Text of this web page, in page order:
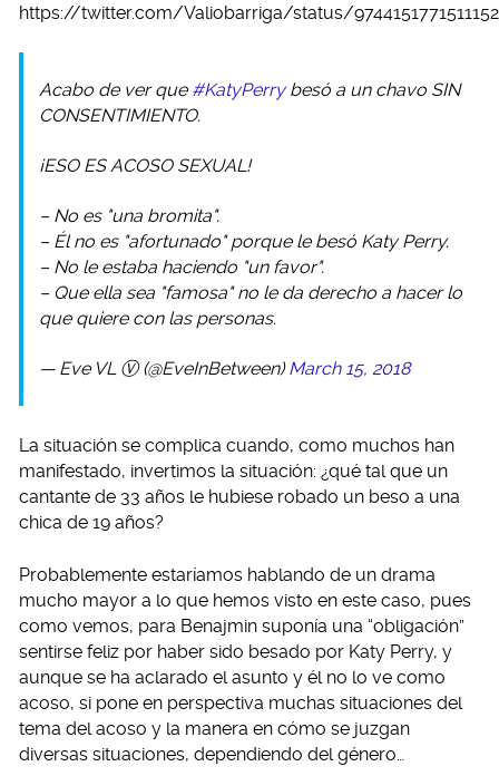
https://twitter.com/Valiobarriga/status/
Acabo de ver que #KatyPerrybesó a un chavo SIN
CONSENTIMIENTO.
¡ESO ES ACOSO SEXUAL!
– No es "una bromita".
– Él no es "afortunado" porque le besó Katy Perry.
– No le estaba haciendo "un favor".
– Que ella sea "famosa" no le da derecho a hacer lo
que quiere con las personas.
— Eve VL Ⓥ (@EveInBetween)March 15, 2018
La situación se complica cuando, como muchos han
manifestado, invertimos la situación: ¿qué tal que un
cantante de 33 años le hubiese robado un beso a una
chica de 19 años?
Probablemente estaríamos hablando de un drama
mucho mayor a lo que hemos visto en este caso, pues
como vemos, para Benajmin suponía una “obligación”
sentirse feliz por haber sido besado por Katy Perry, y
aunque se ha aclarado el asunto y él no lo ve como
acoso, si pone en perspectiva muchas situaciones del
tema del acoso y la manera en cómo se juzgan
diversas situaciones, dependiendo del género…